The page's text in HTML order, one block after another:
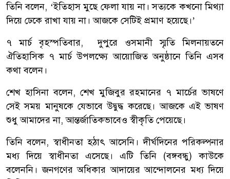
তিনি বলেন, ‘ইতিহাস মুছে ফেলা যায় না। সত্যকে কখনো মিথ্যা
দিয়ে ঢেকে রাখা যায় না। আজকে সেটিই প্রমাণ হয়েছে।’
৭ মার্চ বৃহস্পতিবার, দুপুরে ওসমানী স্মৃতি মিলনায়তনে
ঐতিহাসিক ৭ মার্চ উপলক্ষ্যে আয়োজিত অনুষ্ঠানে তিনি এসব
কথা বলেন।
শেখ হাসিনা বলেন, শেখ মুজিবুর রহমানের ৭ মার্চের ভাষণে
সেই সময় মানুষকে যেভাবে উদ্বুদ্ধ করেছে। আজকে এই ভাষণ
শুধু আমাদের না, আন্তর্জাতিকভাবেও স্বীকৃতি পেয়েছে।
তিনি বলেন, স্বাধীনতা হঠাৎ আসেনি। দীর্ঘদিনের পরিকল্পনার
মধ্য দিয়ে স্বাধীনতা এসেছে। এটি তিনি (বঙ্গবন্ধু) কাউকে
বলেননি। জনগণের অধিকার আদায়ের আন্দোলনের মধ্য দিয়ে